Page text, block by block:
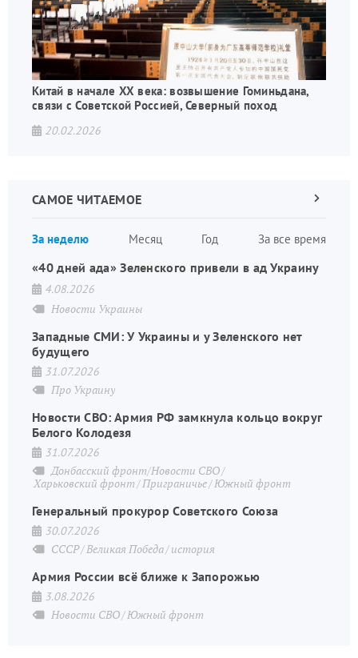
Китай в начале XX века: возвышение Гоминьдана,
связи с Советской Россией, Северный поход
20.02.2026
САМОЕ ЧИТАЕМОЕ
За неделю Месяц Год За все время
Следующая
«40 дней ада» Зеленского привели в ад Украину
4.08.2026
Новости Украины
Западные СМИ: У Украины и у Зеленского нет
будущего
31.07.2026
Про Украину
Новости СВО: Армия РФ замкнула кольцо вокруг
Белого Колодезя
31.07.2026
Донбасский фронт/Новости СВО
Харьковский фронт Приграничье Южный фронт
Генеральный прокурор Советского Союза
30.07.2026
СССР Великая Победа история
Армия России всё ближе к Запорожью
3.08.2026
Новости СВО Южный фронт